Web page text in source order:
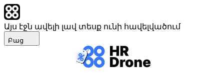
Այս էջն ավելի լավ տեսք ունի հավելվածում
Բաց